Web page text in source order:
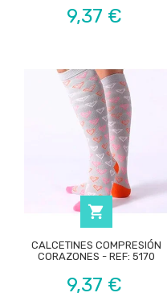
Precio
9,37 €

CALCETINES COMPRESIÓN
CORAZONES - REF: 5170
Precio
9,37 €